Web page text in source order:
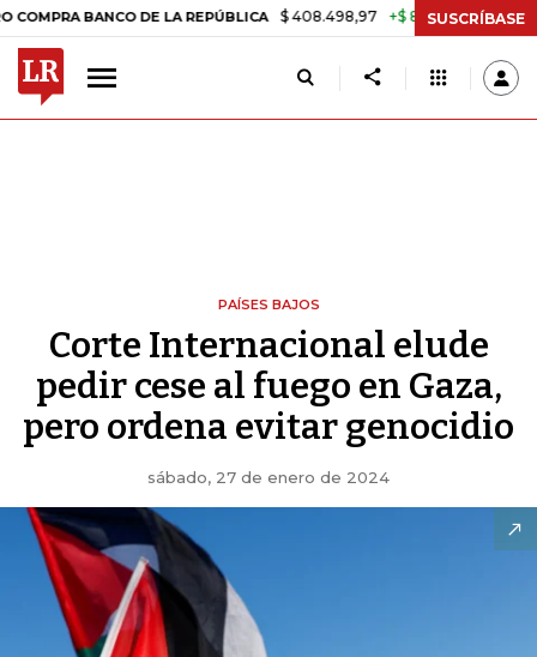
BANCO DE LA REPÚBLICA $ 408.498,97 +$ 8.753,81 +2,19% TASA
SUSCRÍBASE
PAÍSES BAJOS
Corte Internacional elude
pedir cese al fuego en Gaza,
pero ordena evitar genocidio
sábado, 27 de enero de 2024